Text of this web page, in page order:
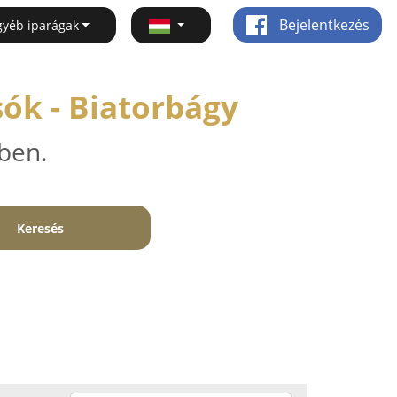
iparágak Bejelentkezés
- Biatorbágy
Keresés